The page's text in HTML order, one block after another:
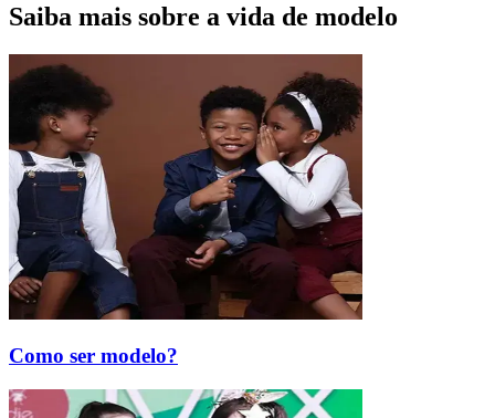
Saiba mais sobre a vida de modelo
Como ser modelo?